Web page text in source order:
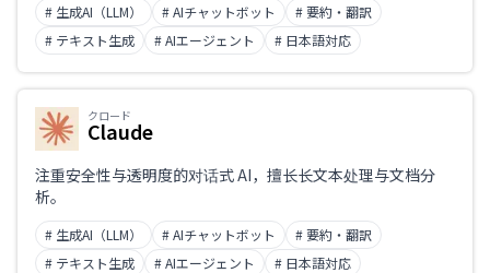
# 生成AI（LLM） # AIチャットボット
# 要約・翻訳
# テキスト生成
# AIエージェント # 日本語対応
クロード
Claude
注重安全性与透明度的对话式 AI，擅长长文本处理与文档分
析。
# 生成AI（LLM） # AIチャットボット
# 要約・翻訳
# テキスト生成
# AIエージェント # 日本語対応